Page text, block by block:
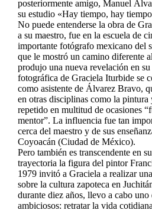
posteriormente amigo, Manuel
su estudio «Hay tiempo, hay
No puede entenderse la obra de
a su maestro, fue en la escuela de
importante fotógrafo mexicano del
que le mostró un camino diferente
produjo una nueva revelación en
fotográfica de Graciela Iturbide se
como asistente de Álvarez Bravo,
en otras disciplinas como la
repetido en multitud de ocasiones
mentor”. La influencia fue tan
cerca del maestro y de sus
Coyoacán (Ciudad de México).
Pero también es transcendente en
trayectoria la figura del pintor
1979 invitó a Graciela a realizar
sobre la cultura zapoteca en
durante diez años, llevo a cabo uno
ambiciosos: retratar la vida